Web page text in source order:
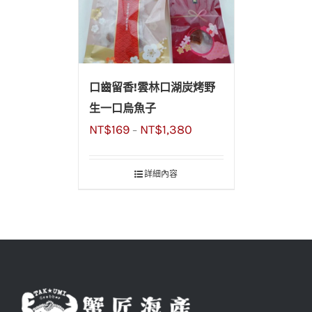
口齒留香!雲林口湖炭烤野
生一口烏魚子
NT$169– NT$1,380
詳細內容